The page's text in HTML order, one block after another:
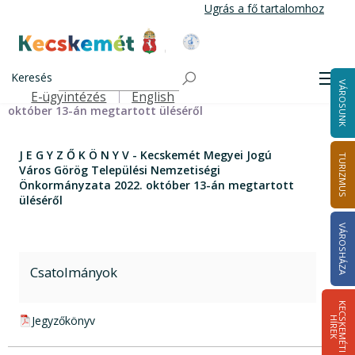
tartalomra
Ugrás a fő tartalomhoz
Kecskemét Város Honlapja
Keresés
Felső navigáció
E-ügyintézés English VÁROSUNK
TURIZMUS
VÁROSHÁZA
K
E
C
S
K
E
M
É
T
I
HÍ
R
E
K
J E G Y Z Ő K Ö N Y V - Kecskemét Megyei Jogú Város
Görög Települési Nemzetiségi Önkormányzata 2022.
október 13-án megtartott üléséről
J E G Y Z Ő K Ö N Y V - Kecskemét Megyei Jogú
Város Görög Települési Nemzetiségi
Önkormányzata 2022. október 13-án megtartott
üléséről
Csatolmányok
pdf csatolmány:
Jegyzőkönyv